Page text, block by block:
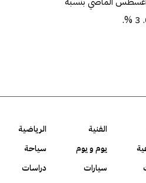
الفنية
الرياضية
يوم و يوم
سياحة
سيارات
دراسات